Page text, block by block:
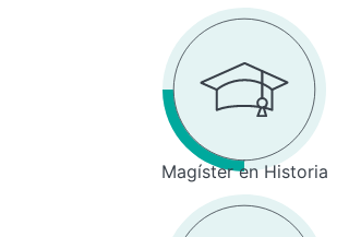
Magíster en Historia